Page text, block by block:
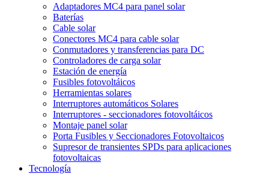
Adaptadores MC4 para panel solar
Baterías
Cable solar
Conectores MC4 para cable solar
Conmutadores y transferencias para DC
Controladores de carga solar
Estación de energía
Fusibles fotovoltáicos
Herramientas solares
Interruptores automáticos Solares
Interruptores - seccionadores fotovoltáicos
Montaje panel solar
Porta Fusibles y Seccionadores Fotovoltaicos
Supresor de transientes SPDs para aplicaciones
fotovoltaicas
Tecnología